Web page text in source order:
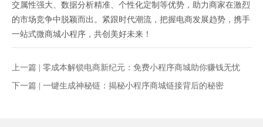
交属性强大、数据分析精准、个性化定制等优势，助力商家在激烈
的市场竞争中脱颖而出。紧跟时代潮流，把握电商发展趋势，携手
一站式微商城小程序，共创美好未来！
上一篇 | 零成本解锁电商新纪元：免费小程序商城助你赚钱无忧
下一篇 | 一键生成神秘链：揭秘小程序商城链接背后的秘密